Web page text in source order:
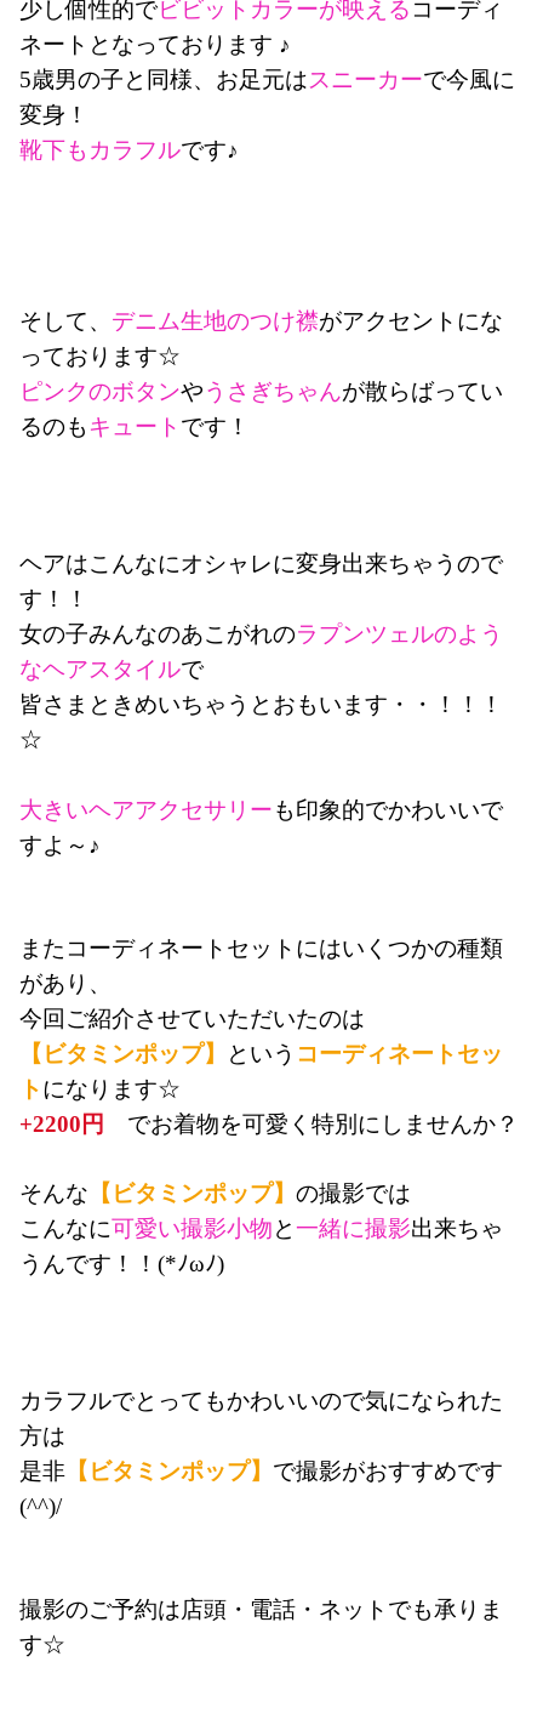
少し個性的でビビットカラーが映える コーディ
ネートとなっております ♪
5歳男の子と同様、お足元はスニーカーで今風に
変身！
靴下もカラフルです♪
そして、 デニム生地のつけ襟がアクセントにな
っております☆
ピンクのボタンやうさぎちゃんが散らばってい
るのも キュート です！
ヘアはこんなにオシャレに変身出来ちゃうので
す！！
女の子みんなのあこがれのラプンツェルのよう
なヘアスタイルで
皆さまときめいちゃうとおもいます・・！！！
☆
大きいヘアアクセサリーも印象的でかわいいで
すよ～♪
またコーディネートセットにはいくつかの種類
があり、
今回ご紹介させていただいたのは
【ビタミンポップ】
という コーディネートセッ
トになります☆
+2200円
でお着物を可愛く特別にしませんか？
そんな 【ビタミンポップ】 の撮影では
こんなに可愛い撮影小物と一緒に撮影出来ちゃ
うんです！！(*ﾉωﾉ)
カラフルでとってもかわいいので気になられた
方は
是非 【ビタミンポップ】 で撮影がおすすめです
(^^)/
撮影のご予約は店頭・電話・ネットでも承りま
す☆